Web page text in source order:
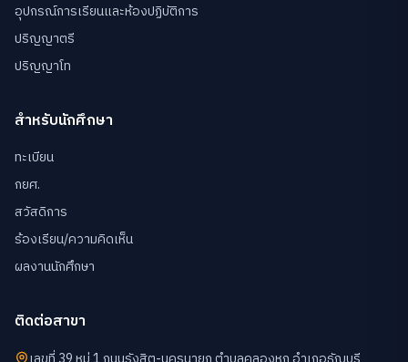
อุปกรณ์การเรียนและห้องปฏิบัติการ
ปริญญาตรี
ปริญญาโท
สำหรับนักศึกษา
ทะเบียน
กยศ.
สวัสดิการ
ร้องเรียน/ความคิดเห็น
ผลงานนักศึกษา
ติดต่อสาขา